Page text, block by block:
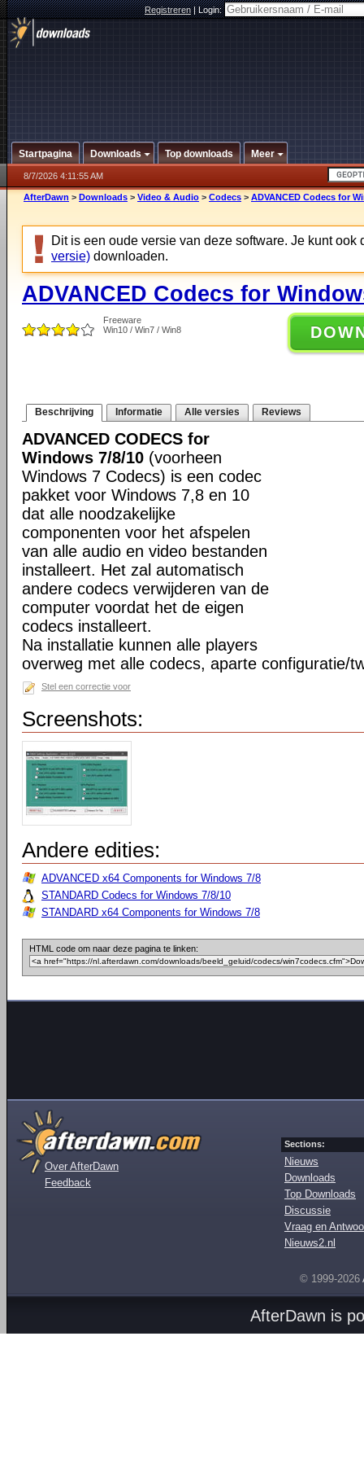
Registreren|Login:
Startpagina Downloads Top downloads Meer
8/7/2026 4:11:55 AM
AfterDawn > Downloads > Video & Audio > Codecs > ADVANCED Codecs for
Dit is een oude versie van deze software. Je kunt ook
versie) downloaden.
ADVANCED Codecs for
Freeware
Win10 / Win7 / Win8
Beschrijving Informatie Alle versies Reviews
ADVANCED CODECS for
Windows 7/8/10 (voorheen
Windows 7 Codecs) is een codec
pakket voor Windows 7,8 en 10
dat alle noodzakelijke
componenten voor het afspelen
van alle audio en video bestanden
installeert. Het zal automatisch
andere codecs verwijderen van de
computer voordat het de eigen
codecs installeert.
Na installatie kunnen alle players
overweg met alle codecs, aparte configuratie/
Stel een correctie voor
Screenshots:
Andere edities:
ADVANCED x64 Components for Windows 7/8
STANDARD Codecs for Windows 7/8/10
STANDARD x64 Components for Windows 7/8
HTML code om naar deze pagina te linken:
Over AfterDawn
Feedback
Sections:
Nieuws
Downloads
Top Downloads
Discussie
Vraag en
Nieuws2.nl
© 1999-2026
AfterDawn is